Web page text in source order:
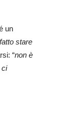
un
stare
“non è
ci